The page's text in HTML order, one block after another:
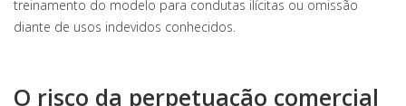
treinamento do modelo para condutas ilícitas ou omissão
diante de usos indevidos conhecidos.
O risco da perpetuação comercial